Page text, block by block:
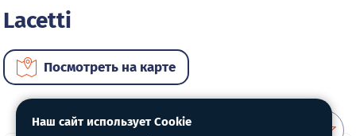
Lacetti
Посмотреть на карте
Наш сайт использует Cookie